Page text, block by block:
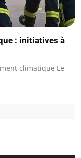
: initiatives à
climatique Le